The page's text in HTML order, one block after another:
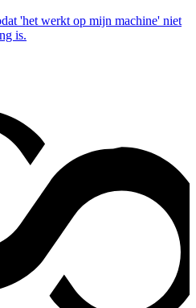
'het werkt op mijn machine' niet
is.